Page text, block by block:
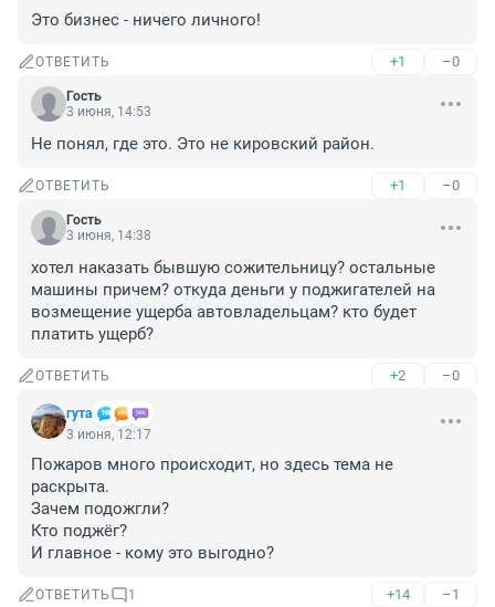
Это бизнес - ничего личного!
ОТВЕТИТЬ +1 –0
Гость
3 июня, 14:53
Не понял, где это. Это не кировский район.
ОТВЕТИТЬ +1 –0
Гость
3 июня, 14:38
хотел наказать бывшую сожительницу? остальные
машины причем? откуда деньги у поджигателей на
возмещение ущерба автовладельцам? кто будет
платить ущерб?
ОТВЕТИТЬ +2 –0
гута
3 июня, 12:17
Пожаров много происходит, но здесь тема не
раскрыта.
Зачем подожгли?
Кто поджёг?
И главное - кому это выгодно?
ОТВЕТИТЬ 1 +14 –1